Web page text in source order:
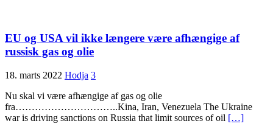
EU og USA vil ikke længere være afhængige af
russisk gas og olie
18. marts 2022 Hodja 3
Nu skal vi være afhængige af gas og olie
fra…………………………..Kina, Iran, Venezuela The Ukraine
war is driving sanctions on Russia that limit sources of oil […]